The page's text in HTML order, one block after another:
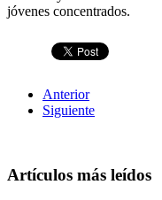
jóvenes concentrados.
Anterior
Siguiente
Artículos más leídos